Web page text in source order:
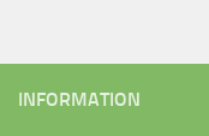
INFORMATION